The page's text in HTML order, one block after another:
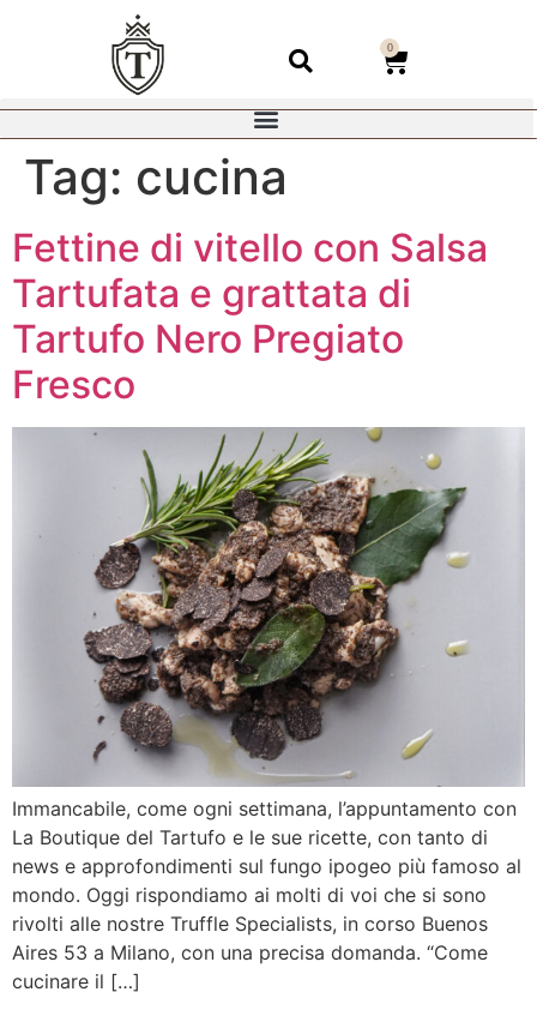
0
Tag: cucina
Fettine di vitello con Salsa
Tartufata e grattata di
Tartufo Nero Pregiato
Fresco
Immancabile, come ogni settimana, l’appuntamento con
La Boutique del Tartufo e le sue ricette, con tanto di
news e approfondimenti sul fungo ipogeo più famoso al
mondo. Oggi rispondiamo ai molti di voi che si sono
rivolti alle nostre Truffle Specialists, in corso Buenos
Aires 53 a Milano, con una precisa domanda. “Come
cucinare il […]